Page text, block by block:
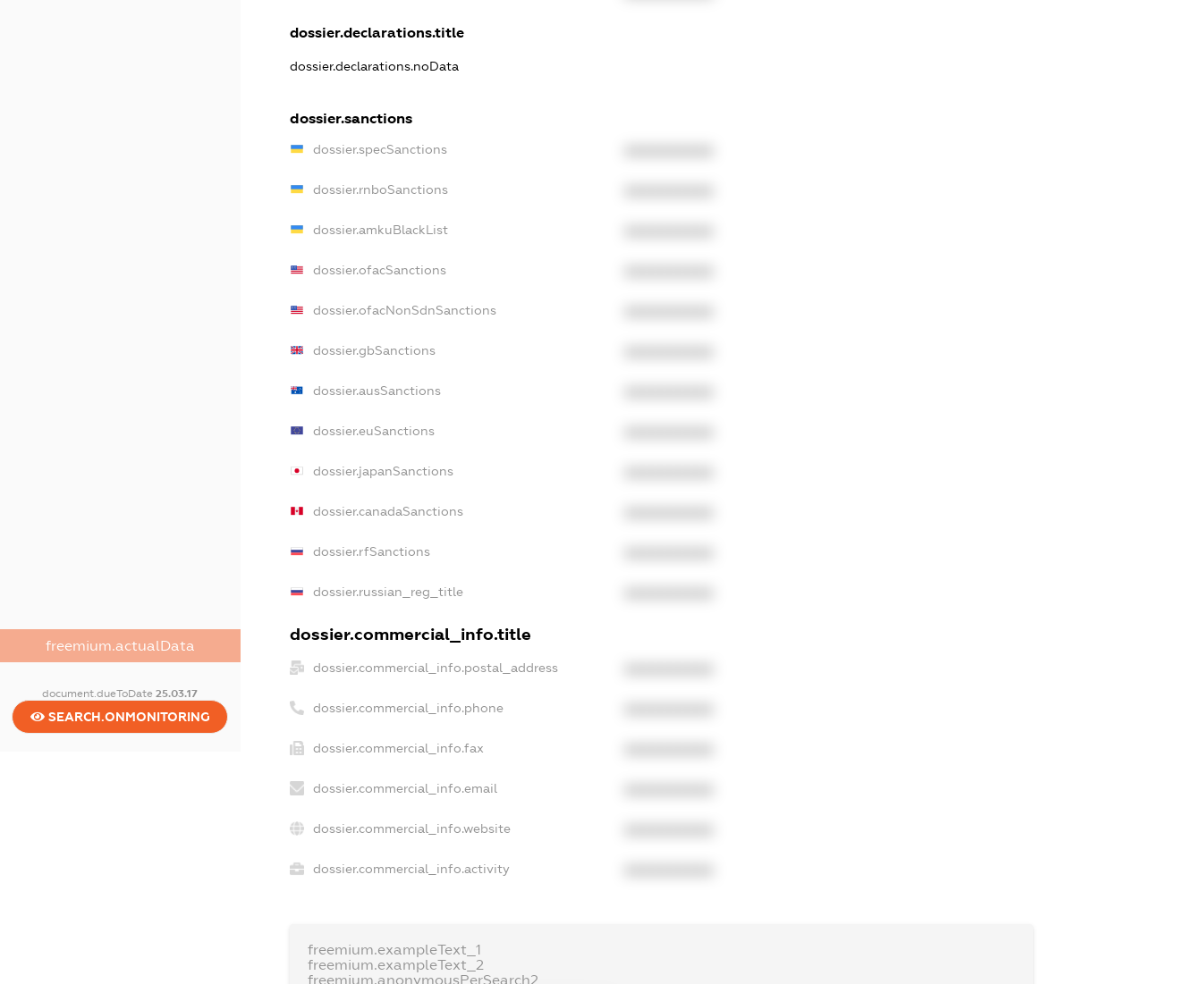
freemium.actualData
document.dueToDate25.03.17
SEARCH.ONMONITORING
dossier.declarations.title
dossier.declarations.noData
dossier.sanctions
dossier.specSanctions
dossier.rnboSanctions
dossier.amkuBlackList
dossier.ofacSanctions
dossier.ofacNonSdnSanctions
dossier.gbSanctions
dossier.ausSanctions
dossier.euSanctions
dossier.japanSanctions
dossier.canadaSanctions
dossier.rfSanctions
dossier.russian_reg_title
dossier.commercial_info.title
dossier.commercial_info.postal_address
dossier.commercial_info.phone
dossier.commercial_info.fax
dossier.commercial_info.email
dossier.commercial_info.website
dossier.commercial_info.activity
freemium.exampleText_1
freemium.exampleText_2
freemium.anonymousPerSearch2